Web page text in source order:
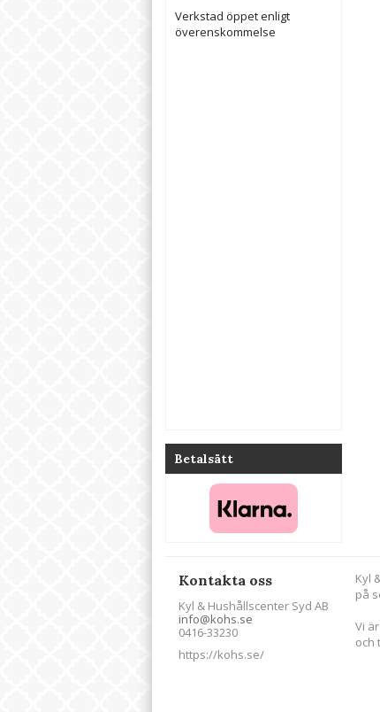
Verkstad öppet enligt
överenskommelse
Betalsätt
Kontakta oss
Kyl & Hushållscenter Syd AB
info@kohs.se
0416-33230
https://kohs.se/
Kyl
på
Vi
och